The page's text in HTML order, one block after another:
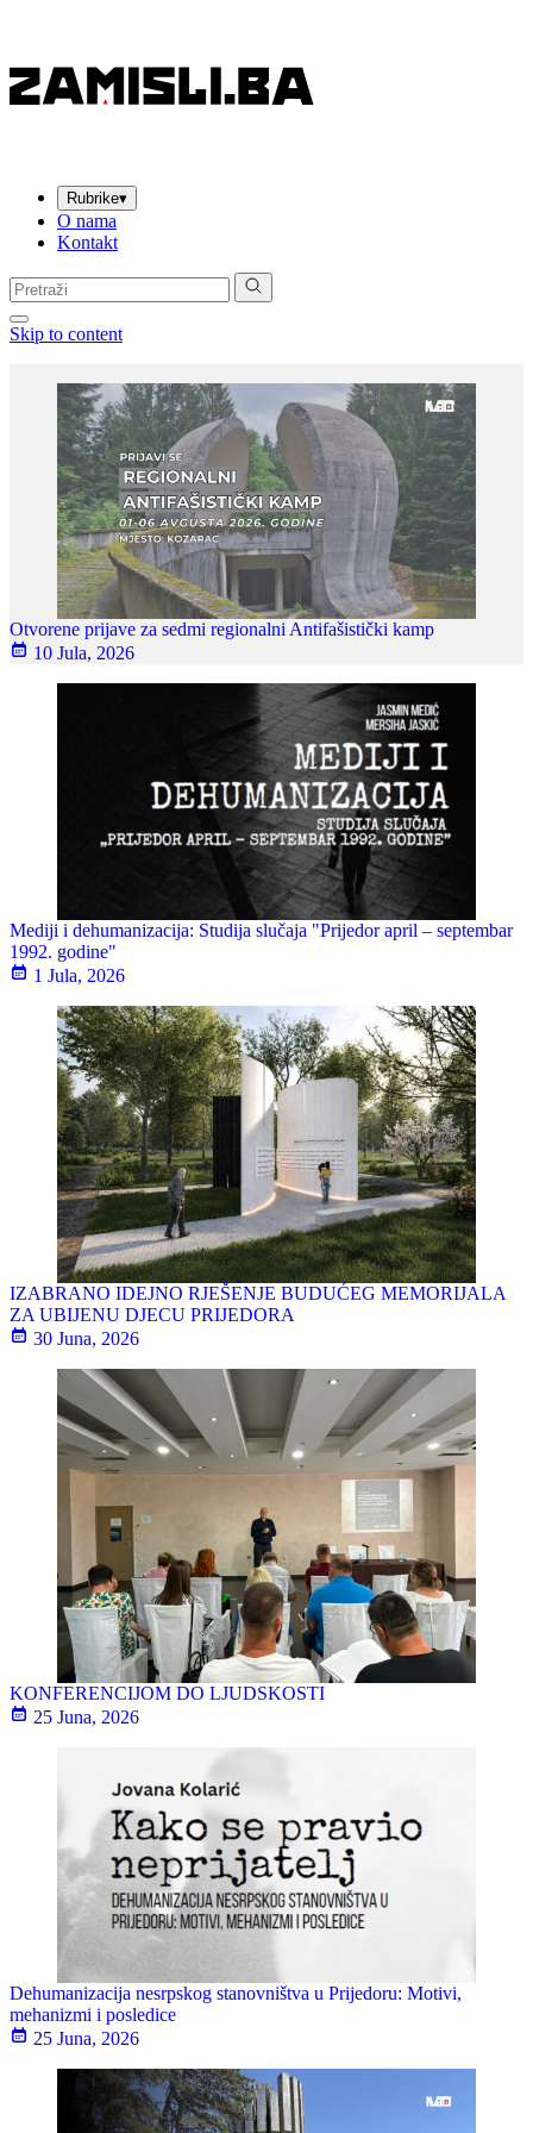
Rubrike▾
O nama
Kontakt
Pretraga:
Skip to content
Otvorene prijave za sedmi regionalni Antifašistički kamp
10 Jula, 2026
Mediji i dehumanizacija: Studija slučaja "Prijedor april – septembar
1992. godine"
1 Jula, 2026
IZABRANO IDEJNO RJEŠENJE BUDUĆEG MEMORIJALA
ZA UBIJENU DJECU PRIJEDORA
30 Juna, 2026
KONFERENCIJOM DO LJUDSKOSTI
25 Juna, 2026
Dehumanizacija nesrpskog stanovništva u Prijedoru: Motivi,
mehanizmi i posledice
25 Juna, 2026